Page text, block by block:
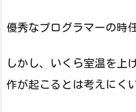
優秀なプログラマーの時
しかし、いくら室温を上
作が起こるとは考えにくい